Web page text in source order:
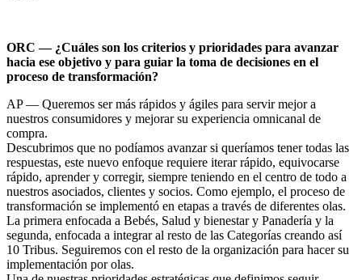
ORC — ¿Cuáles son los criterios y prioridades para avanzar
hacia ese objetivo y para guiar la toma de decisiones en el
proceso de transformación?
AP — Queremos ser más rápidos y ágiles para servir mejor a
nuestros consumidores y mejorar su experiencia omnicanal de
compra.
Descubrimos que no podíamos avanzar si queríamos tener todas las
respuestas, este nuevo enfoque requiere iterar rápido, equivocarse
rápido, aprender y corregir, siempre teniendo en el centro de todo a
nuestros asociados, clientes y socios. Como ejemplo, el proceso de
transformación se implementó en etapas a través de diferentes olas.
La primera enfocada a Bebés, Salud y bienestar y Panadería y la
segunda, enfocada a integrar al resto de las Categorías creando así
10 Tribus. Seguiremos con el resto de la organización para hacer su
implementación por olas.